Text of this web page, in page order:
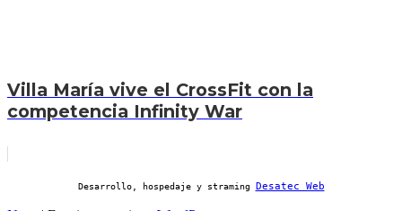
Villa María vive el CrossFit con la
competencia Infinity War
Desarrollo, hospedaje y straming Desatec Web